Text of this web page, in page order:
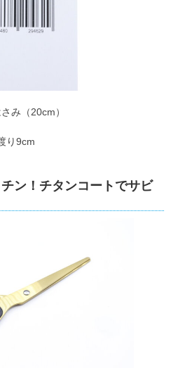
み（20cm）
り9cm
ン！チタンコートでサビ